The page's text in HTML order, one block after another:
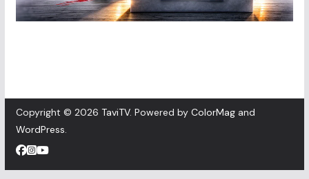
Copyright © 2026 TaviTV. Powered by ColorMagand
WordPress.